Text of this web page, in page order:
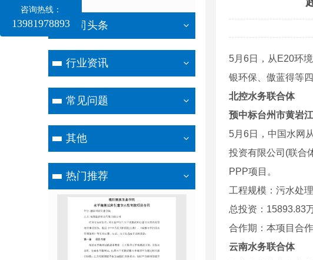
公司头条
行业资讯
常见问题
其他
热门推荐
5月6日，从E20环
银环保、傲蓝得等
北控水务联合体
预中标台州市黄岩
5月6日，中国水网
投资有限公司(联合
PPP项目。
工程规模：污水处
总投资：15893.83
合作期：本项目合
云南水务联合体
咨询热线：
13981978893